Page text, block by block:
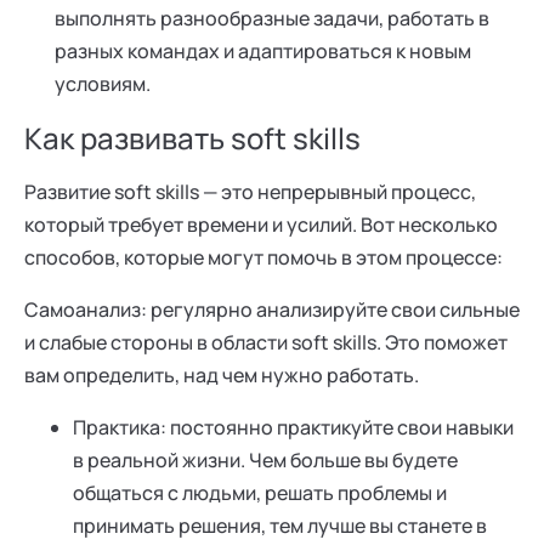
выполнять разнообразные задачи, работать в
разных командах и адаптироваться к новым
условиям.
Как развивать soft skills
Развитие soft skills — это непрерывный процесс,
который требует времени и усилий. Вот несколько
способов, которые могут помочь в этом процессе:
Самоанализ: регулярно анализируйте свои сильные
и слабые стороны в области soft skills. Это поможет
вам определить, над чем нужно работать.
Практика: постоянно практикуйте свои навыки
в реальной жизни. Чем больше вы будете
общаться с людьми, решать проблемы и
принимать решения, тем лучше вы станете в